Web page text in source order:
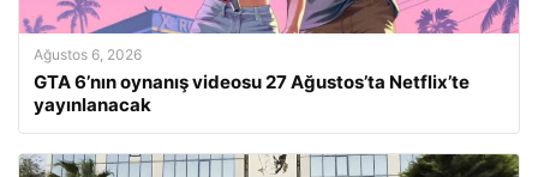
Ağustos 6, 2026
GTA 6’nın oynanış videosu 27 Ağustos’ta Netflix’te
yayınlanacak